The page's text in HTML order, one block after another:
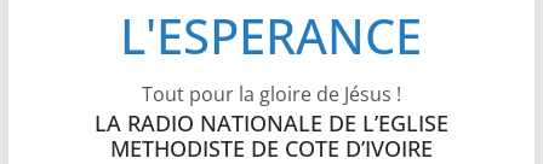
L'ESPERANCE
Tout pour la gloire de Jésus !
LA RADIO NATIONALE DE L’EGLISE
METHODISTE DE COTE D’IVOIRE